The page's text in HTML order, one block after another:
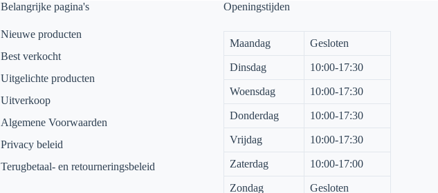
Belangrijke pagina's
Nieuwe producten
Best verkocht
Uitgelichte producten
Uitverkoop
Algemene Voorwaarden
Privacy beleid
Terugbetaal- en retourneringsbeleid
Openingstijden
Maandag Gesloten
Dinsdag 10:00-17:30
Woensdag 10:00-17:30
Donderdag 10:00-17:30
Vrijdag 10:00-17:30
Zaterdag 10:00-17:00
Zondag Gesloten